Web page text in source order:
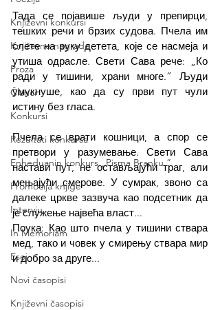
Književni konkursi
Književne nagrade
Proza
Članci
Konkursi
Rezultati konkursa
Enheduanin konkurs „Pisma Branku ”
Promocija knjige
Intervju
In Memoriam
Esej
Novi časopisi
Književni časopisi
Тада се појавише људи у препирци,
тешких речи и брзих судова. Пчела им
слете на руку детета, које се насмеја и
утиша одрасле. Свети Сава рече: „Ко
ради у тишини, храни многе.” Људи
умукнуше, као да су први пут чули
истину без гласа.
Пчела се врати кошници, а спор се
претвори у разумевање. Свети Сава
настави пут, не остављајући траг, али
мењајући смерове. У сумрак, звоно са
далеке цркве зазвуча као подсетник да
је служење највећа власт...
Поука: Као што пчела у тишини ствара
мед, тако и човек у смирењу ствара мир
и добро за друге...